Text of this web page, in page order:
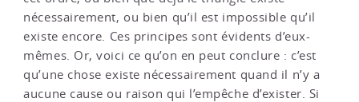
nécessairement, ou bien qu’il est impossible qu’il
existe encore. Ces principes sont évidents d’eux-
mêmes. Or, voici ce qu’on en peut conclure : c’est
qu’une chose existe nécessairement quand il n’y a
aucune cause ou raison qui l’empêche d’exister. Si